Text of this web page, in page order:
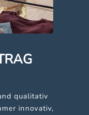
qualitativ
innovativ,